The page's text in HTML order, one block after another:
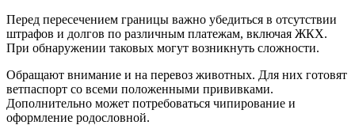
Перед пересечением границы важно убедиться в отсутствии
штрафов и долгов по различным платежам, включая ЖКХ.
При обнаружении таковых могут возникнуть сложности.
Обращают внимание и на перевоз животных. Для них готовят
ветпаспорт со всеми положенными прививками.
Дополнительно может потребоваться чипирование и
оформление родословной.